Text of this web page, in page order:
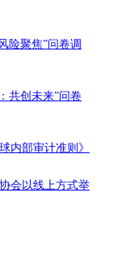
险聚焦”问卷调
共创未来”问卷
内部审计准则》
会以线上方式举